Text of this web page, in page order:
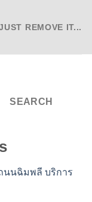
REMOVE IT...
SEARCH
นนฉิมพลี บริการ